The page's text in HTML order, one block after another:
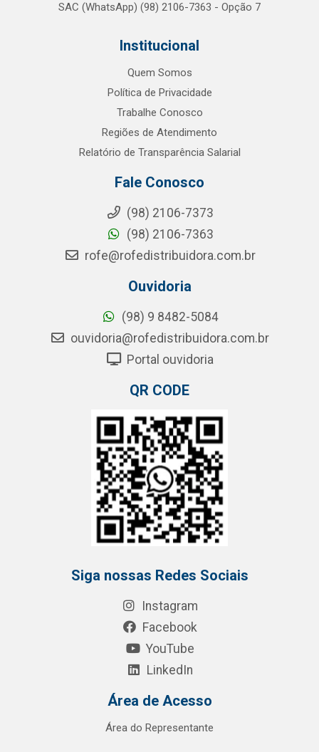
SAC (WhatsApp) (98) 2106-7363 - Opção 7
Institucional
Quem Somos
Política de Privacidade
Trabalhe Conosco
Regiões de Atendimento
Relatório de Transparência Salarial
Fale Conosco
(98) 2106-7373
(98) 2106-7363
rofe@rofedistribuidora.com.br
Ouvidoria
(98) 9 8482-5084
ouvidoria@rofedistribuidora.com.br
Portal ouvidoria
QR CODE
Siga nossas Redes Sociais
Instagram
Facebook
YouTube
LinkedIn
Área de Acesso
Área do Representante